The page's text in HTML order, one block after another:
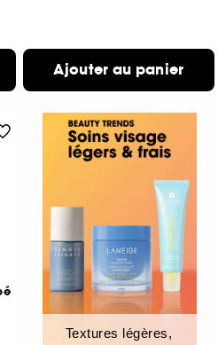
Ajouter au panier
Textures légères,